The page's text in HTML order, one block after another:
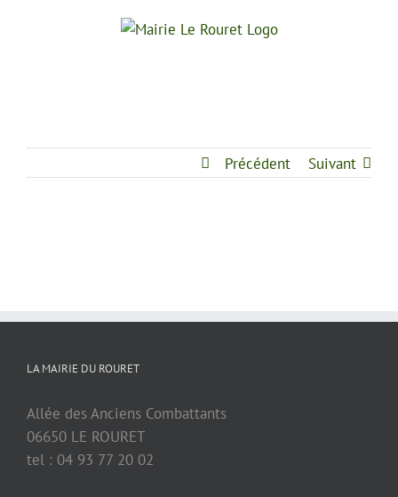
Précédent Suivant
LA MAIRIE DU ROURET
Allée des Anciens Combattants
06650 LE ROURET
tel : 04 93 77 20 02